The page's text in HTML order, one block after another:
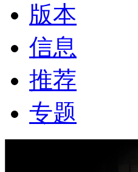
版本
信息
推荐
专题